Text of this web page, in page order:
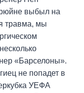
выбыл на
травма, мы
«Барселоны».
не попадет в
УЕФА